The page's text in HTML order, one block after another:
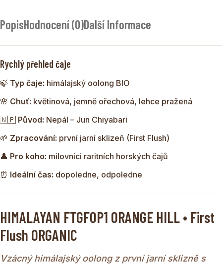
PopisHodnocení (0)Další Informace
Rychlý přehled čaje
🍃 Typ čaje: himálajský oolong BIO
🌸 Chuť: květinová, jemně ořechová, lehce pražená
🇳🇵 Původ: Nepál – Jun Chiyabari
🌱 Zpracování: první jarní sklizeň (First Flush)
👤 Pro koho: milovníci raritních horských čajů
⏰ Ideální čas: dopoledne, odpoledne
HIMALAYAN FTGFOP1 ORANGE HILL • First
Flush ORGANIC
Vzácný himálajský oolong z první jarní sklizně s